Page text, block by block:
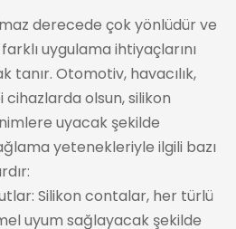
derecede çok yönlüdür ve
uygulama ihtiyaçlarını
tanır. Otomotiv, havacılık,
cihazlarda olsun, silikon
uyacak şekilde
yetenekleriyle ilgili bazı
Silikon contalar, her türlü
uyum sağlayacak şekilde